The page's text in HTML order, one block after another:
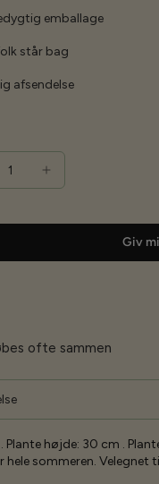
emballage
står bag
afsendelse
Giv
ofte sammen
Plante højde: 30 cm .
hele sommeren. Velegnet